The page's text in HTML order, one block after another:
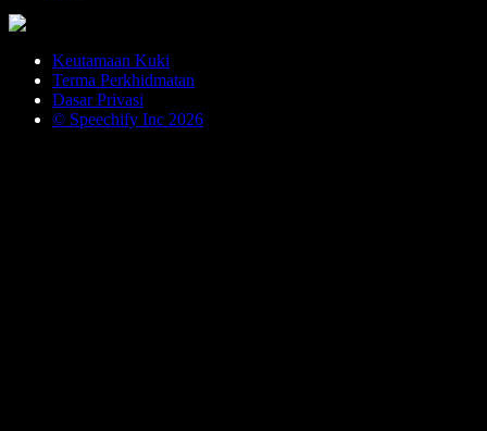
Keutamaan Kuki
Terma Perkhidmatan
Dasar Privasi
© Speechify Inc 2026